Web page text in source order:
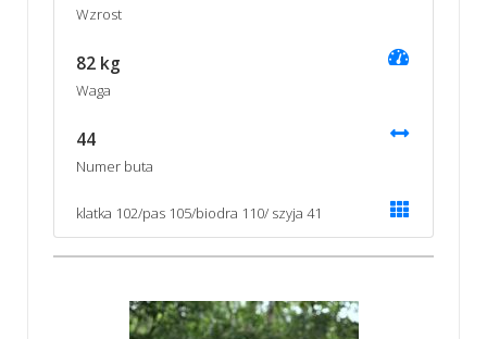
Wzrost
82 kg
Waga
44
Numer buta
klatka 102/pas 105/biodra 110/ szyja 41